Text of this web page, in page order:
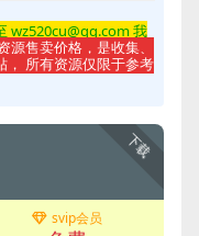
wz520cu@qq.com 我
源售卖价格，是收集、
， 所有资源仅限于参考
下载
svip会员